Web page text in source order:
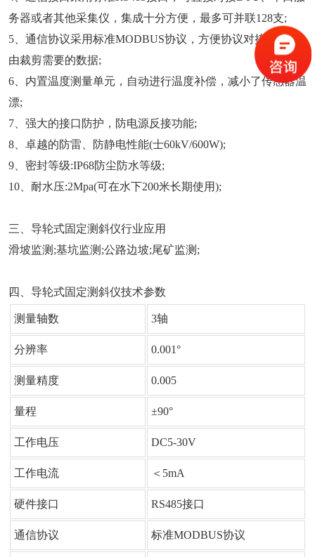
务器或者其他采集仪，集成十分方便，最多可并联128支;
5、通信协议采用标准MODBUS协议，方便协议对接，可自
由裁剪需要的数据;
6、内置温度测量单元，自动进行温度补偿，减小了传感器温
漂;
7、强大的接口防护，防电源反接功能;
8、卓越的防雷、防静电性能(士60kV/600W);
9、密封等级:IP68防尘防水等级;
10、耐水压:2Mpa(可在水下200米长期使用);
三、导轮式固定测斜仪行业应用
滑坡监测;基坑监测;公路边坡;尾矿监测;
四、导轮式固定测斜仪技术参数
测量轴数 3轴
分辨率 0.001°
测量精度 0.005
量程 ±90°
工作电压 DC5-30V
工作电流 ＜5mA
硬件接口 RS485接口
通信协议 标准MODBUS协议